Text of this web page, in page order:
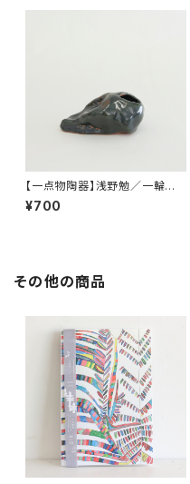
【一点物陶器】浅野勉／一輪挿し
（横シルエット）
¥700
その他の商品